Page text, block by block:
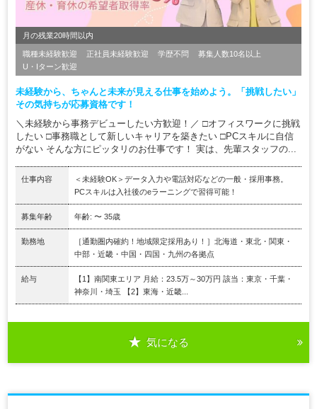
月の残業20時間以内
職種未経験歓迎 正社員未経験歓迎 学歴不問
募集人数10名以上
U・Iターン歓迎
未経験から、ちゃんと未来が見える仕事を始めよう。「挑戦したい」
その気持ちが応募資格です！
＼未経験から事務デビューしたい方歓迎！／ □オフィスワークに挑戦
したい □事務職として新しいキャリアを築きたい □PCスキルに自信
がない そんな方にピッタリのお仕事です！ 実は、先輩スタッフの...
仕事内容
＜未経験OK＞データ入力や電話対応などの一般・採用事務。
PCスキルは入社後のeラーニングで習得可能！
募集年齢 年齢: 〜 35歳
勤務地
［通勤圏内確約！地域限定採用あり！］北海道・東北・関東・
中部・近畿・中国・四国・九州の各拠点
給与
【1】南関東エリア 月給：23.5万～30万円 該当：東京・千葉・
神奈川・埼玉 【2】東海・近畿...
気になる